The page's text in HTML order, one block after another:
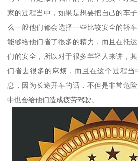
家的过程当中，如果是想要把自己的车
么一般他们都会选择一些比较安全的轿
能够给他们省了很多的精力，而且在托
们的安全，所以对于很多年轻人来讲，
们省去很多的麻烦，而且在这个过程
息，因为长途开车的话，不但是非常危
中也会给他们造成疲劳驾驶。